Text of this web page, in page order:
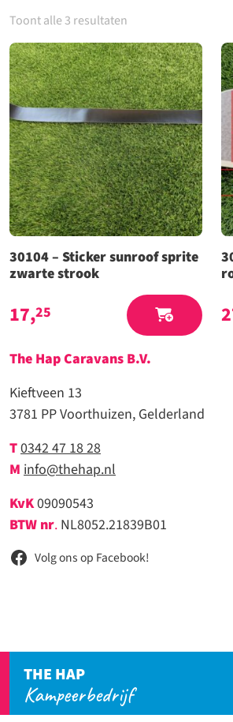
Toont alle 3 resultaten
30104 – Sticker sunroof sprite
zwarte strook
17,25
The Hap Caravans B.V.
Kieftveen 13
3781 PP Voorthuizen, Gelderland
T0342 47 18 28
M info@thehap.nl
KvK09090543
BTW nr. NL8052.21839B01
Volg ons op Facebook!
THE HAP
Kampeerbedrijf